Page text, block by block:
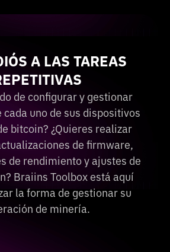
A LAS TAREAS
de configurar y gestionar
uno de sus dispositivos
bitcoin? ¿Quieres realizar
de firmware,
de rendimiento y ajustes de
Braiins Toolbox está aquí
la forma de gestionar su
de minería.